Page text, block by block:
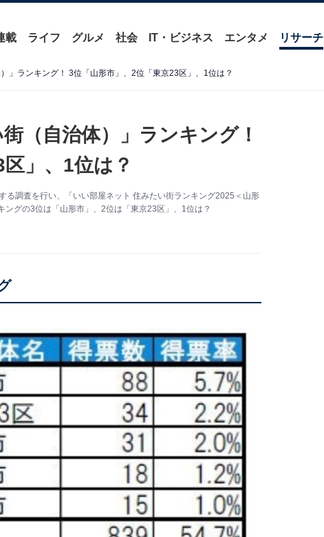
載 ライフ グルメ 社会 IT・ビジネス エンタメ リサーチ
」ランキング！ 3位「山形市」、2位「東京23区」、1位は？
（自治体）」ランキング！
」、1位は？
調査を行い、「いい部屋ネット 住みたい街ランキング2025＜山形
グの3位は「山形市」、2位は「東京23区」、1位は？